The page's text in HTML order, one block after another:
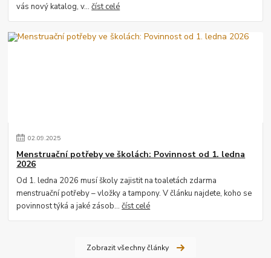
vás nový katalog, v...číst celé
02.09.2025
Menstruační potřeby ve školách: Povinnost od 1. ledna
2026
Od 1. ledna 2026 musí školy zajistit na toaletách zdarma
menstruační potřeby – vložky a tampony. V článku najdete, koho se
povinnost týká a jaké zásob...číst celé
Zobrazit všechny články